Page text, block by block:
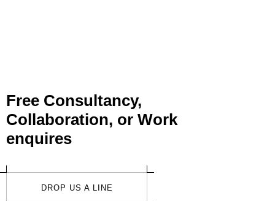
Free Consultancy,
Collaboration, or Work
enquires
DROP US A LINE